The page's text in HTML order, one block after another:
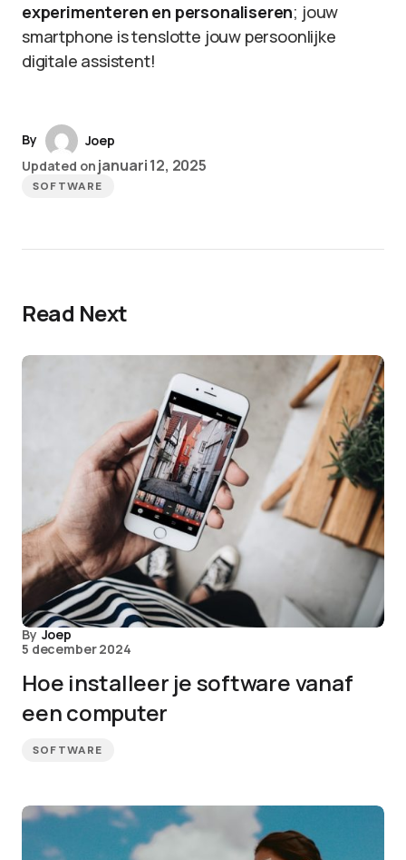
experimenteren en personaliseren; jouw
smartphone is tenslotte jouw persoonlijke
digitale assistent!
By
Joep
Updated on januari 12, 2025
SOFTWARE
Read Next
By Joep
5 december 2024
Hoe installeer je software vanaf
een computer
SOFTWARE